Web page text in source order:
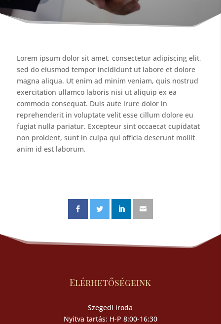
Lorem ipsum dolor sit amet, consectetur adipiscing elit,
sed do eiusmod tempor incididunt ut labore et dolore
magna aliqua. Ut enim ad minim veniam, quis nostrud
exercitation ullamco laboris nisi ut aliquip ex ea
commodo consequat. Duis aute irure dolor in
reprehenderit in voluptate velit esse cillum dolore eu
fugiat nulla pariatur. Excepteur sint occaecat cupidatat
non proident, sunt in culpa qui officia deserunt mollit
anim id est laborum.
Elérhetőségeink
Szegedi iroda
Nyitva tartás: H-P 8:00-16:30